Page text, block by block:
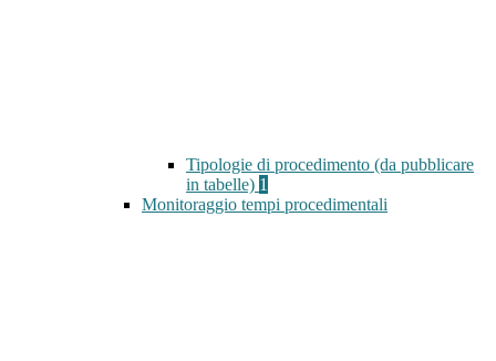
Tipologie di procedimento (da pubblicare
in tabelle) 1
Monitoraggio tempi procedimentali